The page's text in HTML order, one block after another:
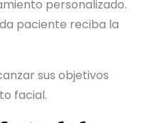
personalizado.
paciente reciba la
sus objetivos
facial.